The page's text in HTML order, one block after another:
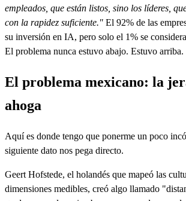
empleados, que están listos, sino los líderes,
con la rapidez suficiente." El 92% de las
su inversión en IA, pero solo el 1% se
El problema nunca estuvo abajo. Estuvo arriba.
El problema mexicano: la
ahoga
Aquí es donde tengo que ponerme un poco
siguiente dato nos pega directo.
Geert Hofstede, el holandés que mapeó las
dimensiones medibles, creó algo llamado